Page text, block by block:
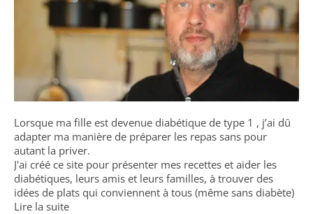
Lorsque ma fille est devenue diabétique de type 1 , j’ai dû
adapter ma manière de préparer les repas sans pour
autant la priver.
J'ai créé ce site pour présenter mes recettes et aider les
diabétiques, leurs amis et leurs familles, à trouver des
idées de plats qui conviennent à tous (même sans diabète)
Lire la suite